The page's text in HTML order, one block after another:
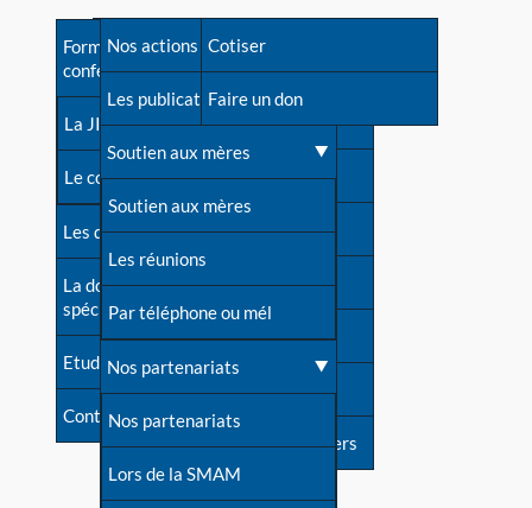
Avant la naissance
Les débuts
Une difficulté d'allaitement ?
Cas particuliers
Mythes et vérités
Devenir animatrice ?
Une question sur le site
Formations et
conférences
La JIA
Le congrès
Les dossiers de l'allaitement
La documentation
spécialisée
Etudes récentes
Contact
Besoin d'aide?
Répertoire de tous les
contacts
Contact presse
Dossier de presse
Soutenir LLL
Livre d'or
Forum
S'inscrire à nos newsletters
Nos actions
Les publications
Soutien aux mères
Soutien aux mères
Les réunions
Par téléphone ou mél
Nos partenariats
Nos partenariats
Lors de la SMAM
Cotiser
Faire un don